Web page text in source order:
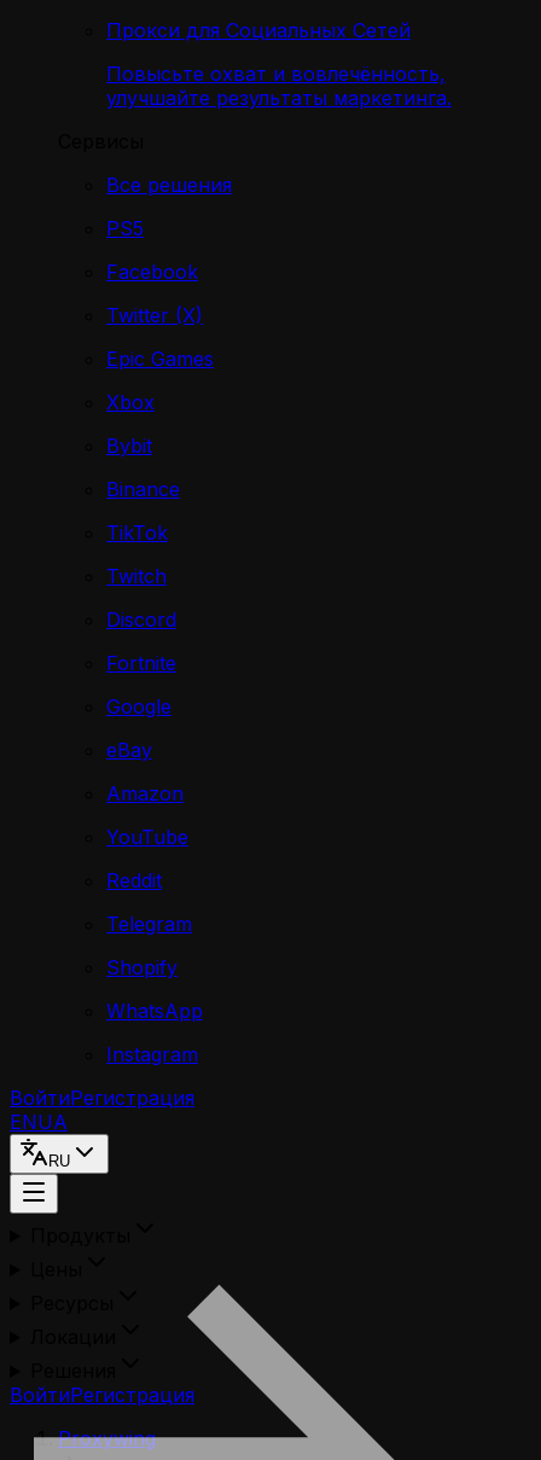
Прокси для Социальных Сетей
Повысьте охват и вовлечённость,
улучшайте результаты маркетинга.
Все решения
PS5
Facebook
Twitter (X)
Epic Games
Xbox
Bybit
Binance
TikTok
Twitch
Discord
Fortnite
Google
eBay
Amazon
YouTube
Reddit
Telegram
Shopify
WhatsApp
Instagram
ВойтиРегистрация
ENUA
RU
ВойтиРегистрация
Proxywing